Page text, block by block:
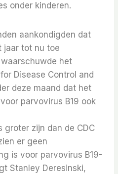
onder kinderen.
aankondigden dat
jaar tot nu toe
het
Disease Control and
deze maand dat het
parvovirus B19 ook
groter zijn dan de CDC
er geen
is voor parvovirus B19-
Stanley Deresinski,